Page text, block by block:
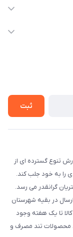
ثبت
تنوع گسترده ای از
را به خود جلب کند.
گرانقدر می رسد.
در بقیه شهرستان
تا یک هفته وجود
محصولات تند مصرف و